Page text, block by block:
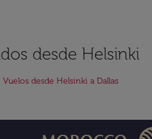
desde Helsinki
Vuelos desde Helsinki a Dallas